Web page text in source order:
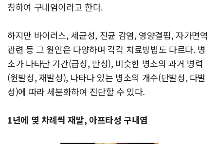
칭하여 구내염이라고 한다.
하지만 바이러스, 세균성, 진균 감염, 영양결핍, 자가면역
관련 등 그 원인은 다양하며 각각 치료방법도 다르다. 병
소가 나타난 기간(급성, 만성), 비슷한 병소의 과거 병력
(원발성, 재발성), 나타나 있는 병소의 개수(단발성, 다발
성)에 따라 세분화하여 진단할 수 있다.
1년에 몇 차례씩 재발, 아프타성 구내염